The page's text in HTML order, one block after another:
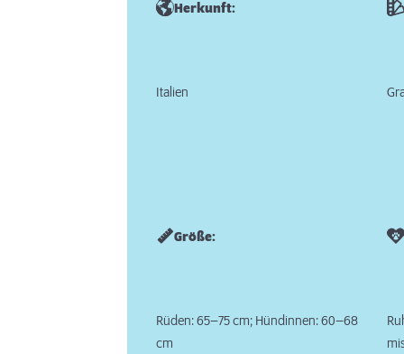
Herkunft:
Italien
Größe:
Rüden: 65–75 cm; Hündinnen: 60–68
cm